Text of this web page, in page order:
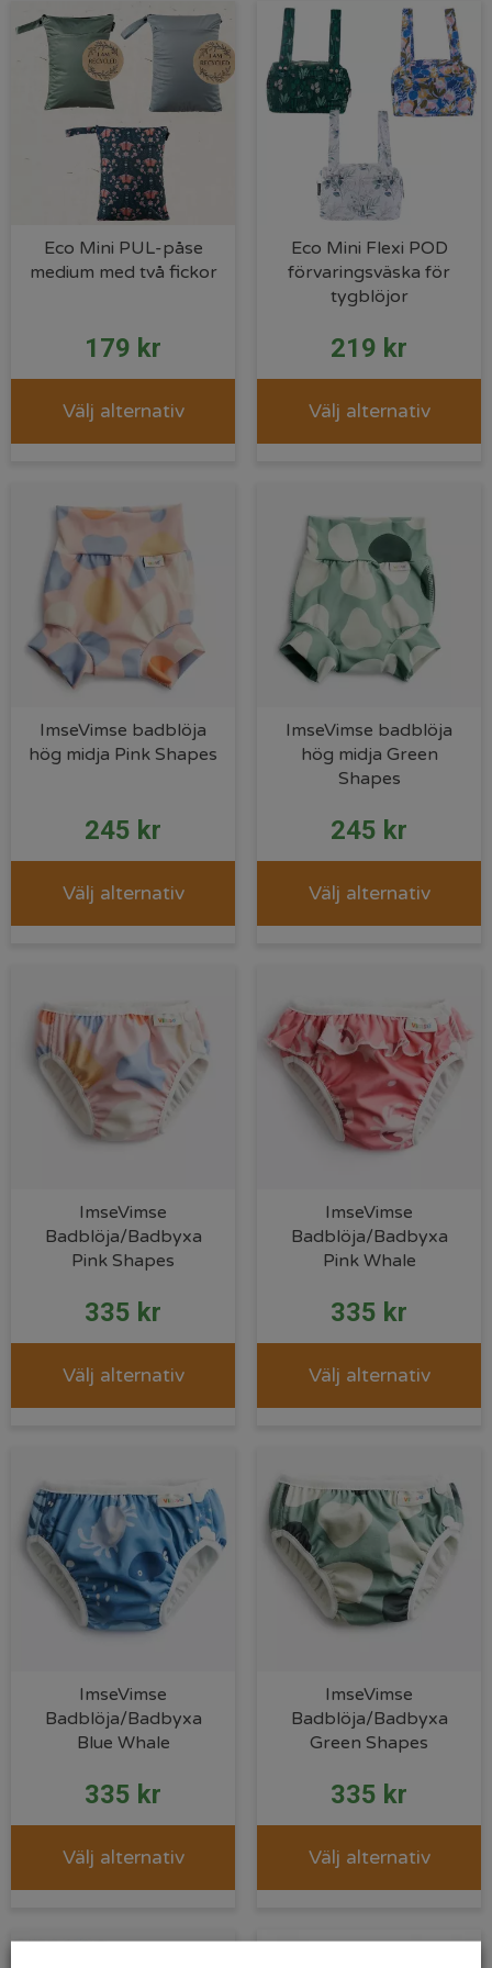
Eco Mini PUL-påse
medium med två fickor
179 kr
Välj alternativ
Eco Mini Flexi POD
förvaringsväska för
tygblöjor
219 kr
Välj alternativ
ImseVimse badblöja
hög midja Pink Shapes
245 kr
Välj alternativ
ImseVimse badblöja
hög midja Green
Shapes
245 kr
Välj alternativ
ImseVimse
Badblöja/Badbyxa
Pink Shapes
335 kr
Välj alternativ
ImseVimse
Badblöja/Badbyxa
Pink Whale
335 kr
Välj alternativ
ImseVimse
Badblöja/Badbyxa
Blue Whale
335 kr
Välj alternativ
ImseVimse
Badblöja/Badbyxa
Green Shapes
335 kr
Välj alternativ